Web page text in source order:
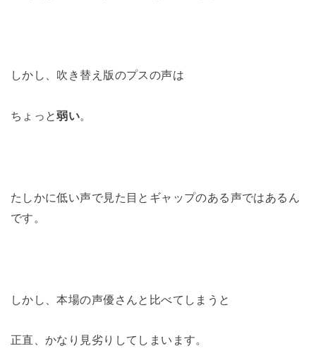
しかし、吹き替え版のプスの声は
ちょっと弱い。
たしかに低い声で見た目とギャップのある声ではあるん
です。
しかし、本場の声優さんと比べてしまうと
正直、かなり見劣りしてしまいます。